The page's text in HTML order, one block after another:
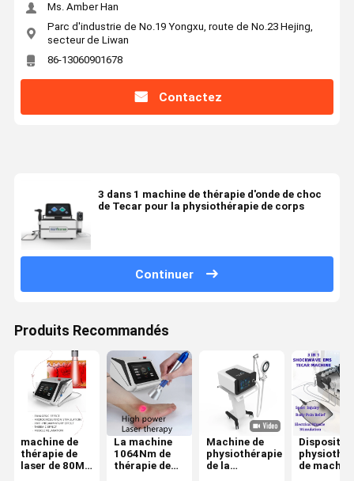
Ms. Amber Han
Parc d'industrie de No.19 Yongxu, route de No.23 Hejing,
secteur de Liwan
86-13060901678
Contactez
3 dans 1 machine de thérapie d'onde de choc
de Tecar pour la physiothérapie de corps
Continuer
Produits Recommandés
machine de
thérapie de
laser de 80Ms
La machine
1064Nm de
thérapie de
Machine de
physiothérapie
de la
Dispositif
de